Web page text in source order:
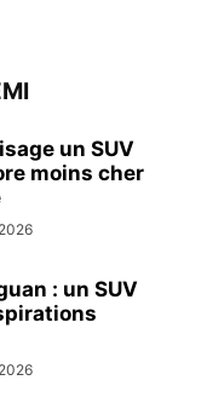
un SUV
moins cher
: un SUV